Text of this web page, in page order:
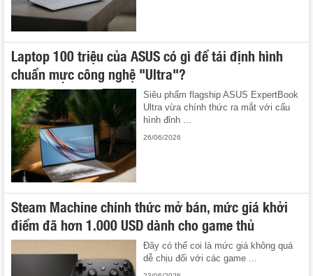
Laptop 100 triệu của ASUS có gì để tái định hình
chuẩn mực công nghệ "Ultra"?
Siêu phẩm flagship ASUS ExpertBook
Ultra vừa chính thức ra mắt với cấu
hình đỉnh ...
26/06/2026
Steam Machine chính thức mở bán, mức giá khởi
điểm đã hơn 1.000 USD dành cho game thủ
Đây có thể coi là mức giá không quá
dễ chịu đối với các game ...